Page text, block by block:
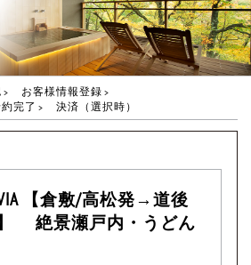
お客様情報登録
完了 決済（選択時）
【倉敷/高松発→道後
絶景瀬戸内・うどん